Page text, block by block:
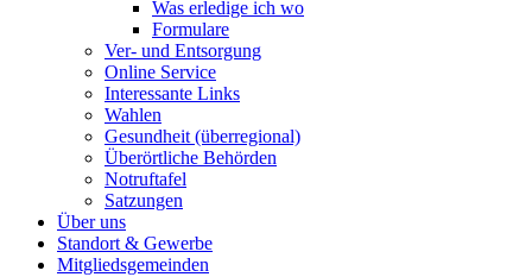
Was erledige ich wo
Formulare
Ver- und Entsorgung
Online Service
Interessante Links
Wahlen
Gesundheit (überregional)
Überörtliche Behörden
Notruftafel
Satzungen
Über uns
Standort & Gewerbe
Mitgliedsgemeinden